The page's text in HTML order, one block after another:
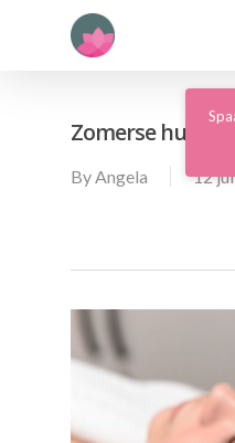
Zomerse
ByAngela 12